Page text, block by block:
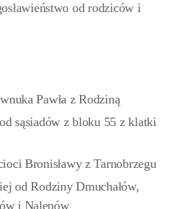
od rodziców i
Pawła z Rodziną
sąsiadów z bloku 55 z klatki
Bronisławy z Tarnobrzegu
od Rodziny Dmuchałów,
i Nalepów